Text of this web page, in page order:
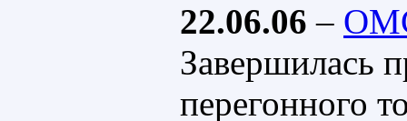
22.06.06 –
Завершилась
перегонного